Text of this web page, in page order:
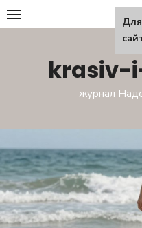
Перейти
к
krasiv-
журнал